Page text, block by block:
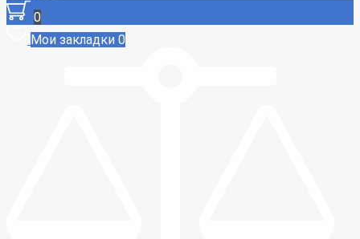
0
Мои закладки 0